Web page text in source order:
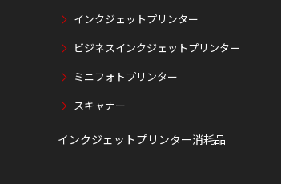
インクジェットプリンター
ビジネスインクジェットプリンター
ミニフォトプリンター
スキャナー
インクジェットプリンター消耗品